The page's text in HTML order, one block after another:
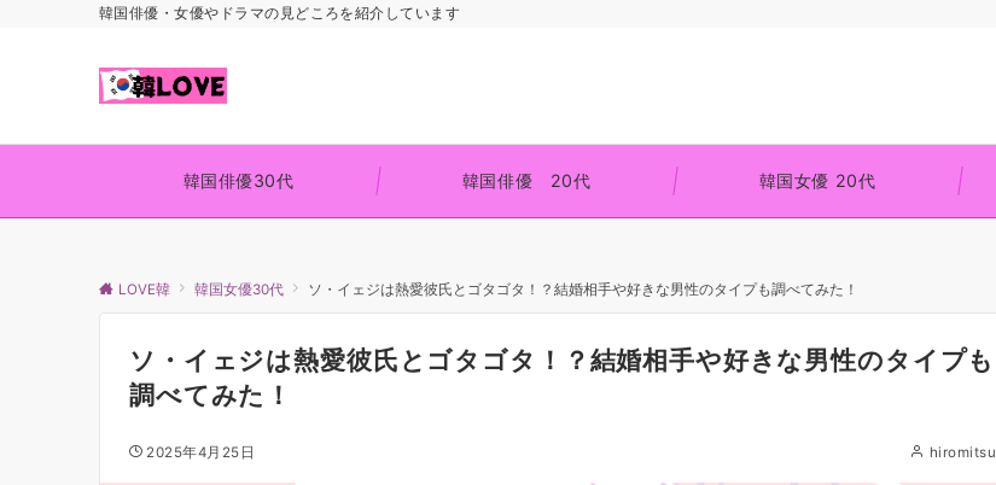
韓国俳優・女優やドラマの見どころを紹介しています
韓国俳優30代 韓国俳優 20代 韓国女優 20代
LOVE韓 韓国女優30代 ソ・イェジは熱愛彼氏とゴタゴタ！？結婚相手や好きな男性のタイプも調べてみた！
ソ・イェジは熱愛彼氏とゴタゴタ！？結婚相手や好きな男性のタイプも
調べてみた！
2025年4月25日 hiromitsu